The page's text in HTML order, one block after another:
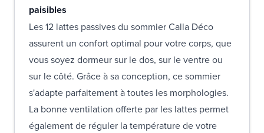
paisibles
Les 12 lattes passives du sommier Calla Déco
assurent un confort optimal pour votre corps, que
vous soyez dormeur sur le dos, sur le ventre ou
sur le côté. Grâce à sa conception, ce sommier
s'adapte parfaitement à toutes les morphologies.
La bonne ventilation offerte par les lattes permet
également de réguler la température de votre